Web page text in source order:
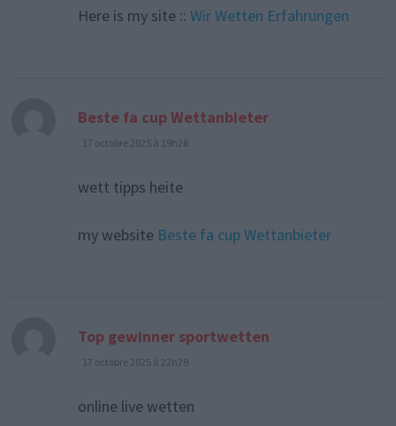
Here is my site :: Wir Wetten Erfahrungen
Beste fa cup Wettanbieterdit :
17 octobre 2025 à 19h28
wett tipps heite
my website Beste fa cup Wettanbieter
Top gewinner sportwetten
17 octobre 2025 à 22h29
online live wetten